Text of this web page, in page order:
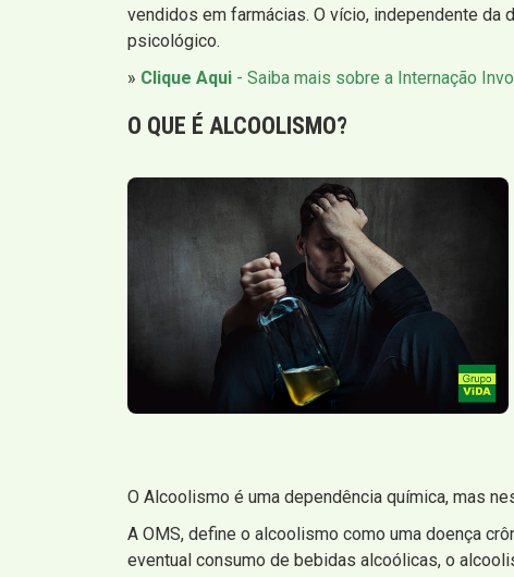
vendidos em farmácias. O vício, independente
psicológico.
» Clique Aqui - Saiba mais sobre a Internação
O QUE É ALCOOLISMO?
O Alcoolismo é uma dependência química, mas
A OMS, define o alcoolismo como uma doença
eventual consumo de bebidas alcoólicas, o